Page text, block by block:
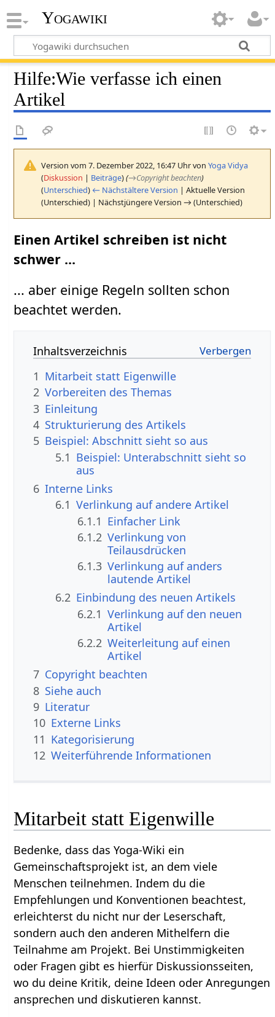
Yogawiki
Hilfe:Wie verfasse ich einen
Artikel
Version vom 7. Dezember 2022, 16:47 Uhr vonYoga Vidya
(Diskussion | Beiträge)(→Copyright beachten)
(Unterschied) ← Nächstältere Version | Aktuelle Version
(Unterschied) | Nächstjüngere Version → (Unterschied)
Einen Artikel schreiben ist nicht
schwer ...
... aber einige Regeln sollten schon
beachtet werden.
Inhaltsverzeichnis
1 Mitarbeit statt Eigenwille
2 Vorbereiten des Themas
3 Einleitung
4 Strukturierung des Artikels
5 Beispiel: Abschnitt sieht so aus
5.1 Beispiel: Unterabschnitt sieht so
aus
6 Interne Links
6.1 Verlinkung auf andere Artikel
6.1.1 Einfacher Link
6.1.2 Verlinkung von
Teilausdrücken
6.1.3 Verlinkung auf anders
lautende Artikel
6.2 Einbindung des neuen Artikels
6.2.1 Verlinkung auf den neuen
Artikel
6.2.2 Weiterleitung auf einen
Artikel
7 Copyright beachten
8 Siehe auch
9 Literatur
10 Externe Links
11 Kategorisierung
12 Weiterführende Informationen
Mitarbeit statt Eigenwille
Bedenke, dass das Yoga-Wiki ein
Gemeinschaftsprojekt ist, an dem viele
Menschen teilnehmen. Indem du die
Empfehlungen und Konventionen beachtest,
erleichterst du nicht nur der Leserschaft,
sondern auch den anderen Mithelfern die
Teilnahme am Projekt. Bei Unstimmigkeiten
oder Fragen gibt es hierfür Diskussionsseiten,
wo du deine Kritik, deine Ideen oder Anregungen
ansprechen und diskutieren kannst.